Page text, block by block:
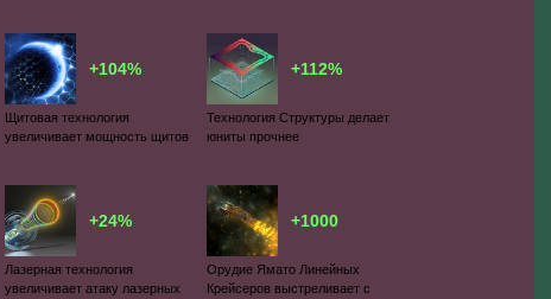
+104%
Щитовая технология
увеличивает мощность щитов
+112%
Технология Структуры делает
юниты прочнее
+24%
Лазерная технология
увеличивает атаку лазерных
+1000
Орудие Ямато Линейных
Крейсеров выстреливает с